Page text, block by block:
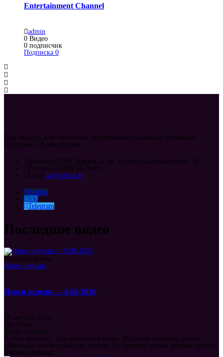
Entertainment Channel
admin
0 Видео
0 подписчик
Подписка 0
При полном или частичном цитировании ссылка на Телеканал
Норильск ТВ обязательна.
Address663300, Норильск, ул. Богдана Хмельницкого, 18
Phone +7 (3919) 34-26-00
Emailtv@norilsk.tv
Rutube
VK
Telegram
Последние видео
Смотреть позже
Итоги недели
Итоги недели — 8.08.2026
9 августа 2026
like
0
like
dislike
0 dislike
В этом выпуске: Под контролем главы. Крупные ремонты, новые
объекты и благоустройство города. До первого звонка меньше месяца.
Школы проходят...